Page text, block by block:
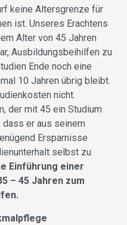
keine Altersgrenze für
ist. Unseres Erachtens
Alter von 45 Jahren
Ausbildungsbeihilfen zu
Ende noch eine
10 Jahren übrig bleibt.
nicht.
der mit 45 ein Studium
er aus seinem
Ersparnisse
selbst zu
Einführung einer
– 45 Jahren zum